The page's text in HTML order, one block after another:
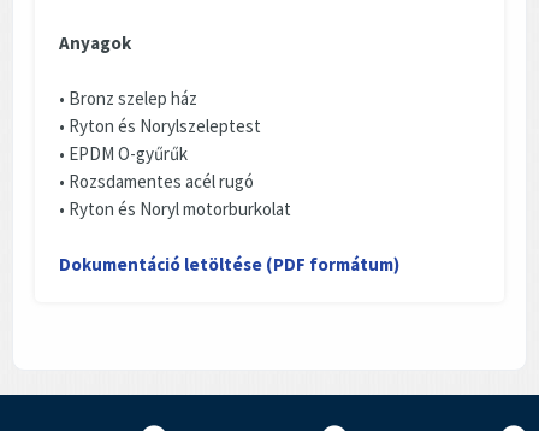
Anyagok
• Bronz szelep ház
• Ryton és Norylszeleptest
• EPDM O-gyűrűk
• Rozsdamentes acél rugó
• Ryton és Noryl motorburkolat
Dokumentáció letöltése (PDF formátum)